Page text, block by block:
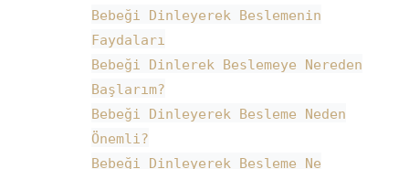
Bebeği Dinleyerek Beslemenin
Faydaları
Bebeği Dinlerek Beslemeye Nereden
Başlarım?
Bebeği Dinleyerek Besleme Neden
Önemli?
Bebeği Dinleyerek Besleme Ne